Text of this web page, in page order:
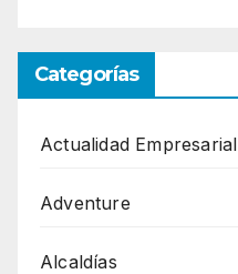
Categorías
Actualidad Empresarial
Adventure
Alcaldías